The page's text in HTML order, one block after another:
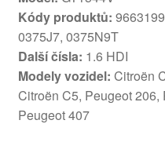
Kódy produktů:
0375J7, 0375N9T
Další čísla: 1.6 HDI
Modely vozidel: Citroën
Citroën C5, Peugeot
Peugeot 407